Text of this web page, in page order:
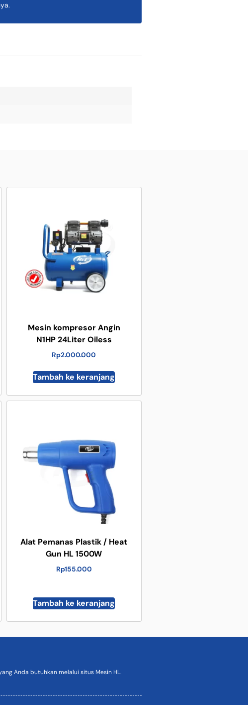
Mesin kompresor Angin
N1HP 24Liter Oiless
Rp2.000.000
Tambah ke keranjang
Alat Pemanas Plastik / Heat
Gun HL 1500W
Rp155.000
Tambah ke keranjang
Anda butuhkan melalui situs Mesin HL.